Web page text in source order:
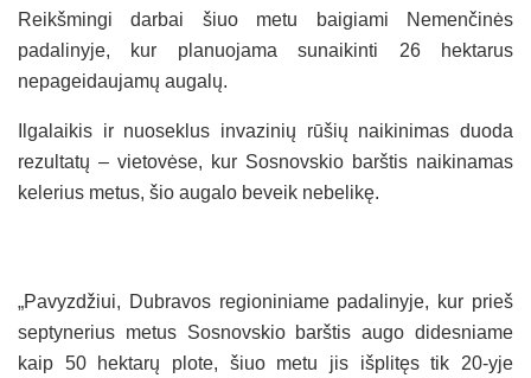
Reikšmingi darbai šiuo metu baigiami Nemenčinės
padalinyje, kur planuojama sunaikinti 26 hektarus
nepageidaujamų augalų.
Ilgalaikis ir nuoseklus invazinių rūšių naikinimas duoda
rezultatų – vietovėse, kur Sosnovskio barštis naikinamas
kelerius metus, šio augalo beveik nebelikę.
„Pavyzdžiui, Dubravos regioniniame padalinyje, kur prieš
septynerius metus Sosnovskio barštis augo didesniame
kaip 50 hektarų plote, šiuo metu jis išplitęs tik 20-yje